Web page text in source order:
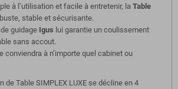
à l’utilisation et facile à entretenir, la Table
stable et sécurisante.
guidage Igus lui garantie un coulissement
sans accout.
conviendra à n’importe quel cabinet ou
de Table SIMPLEX LUXE se décline en 4